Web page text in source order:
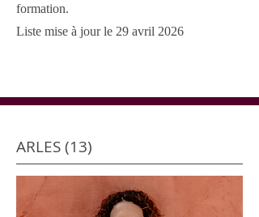
formation.
Liste mise à jour le 29 avril 2026
ARLES (13)